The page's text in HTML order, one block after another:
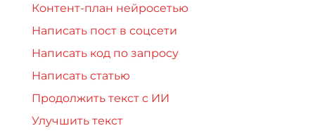
Контент-план нейросетью
Написать пост в соцсети
Написать код по запросу
Написать статью
Продолжить текст с ИИ
Улучшить текст